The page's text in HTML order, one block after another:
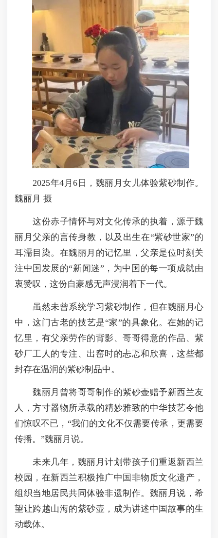
2025年4月6日，魏丽月女儿体验紫砂制作。
魏丽月 摄
这份赤子情怀与对文化传承的执着，源于魏
丽月父亲的言传身教，以及出生在“紫砂世家”的
耳濡目染。在魏丽月的记忆里，父亲是位时刻关
注中国发展的“新闻迷”，为中国的每一项成就由
衷赞叹，这份自豪感无声浸润着下一代。
虽然未曾系统学习紫砂制作，但在魏丽月心
中，这门古老的技艺是“家”的具象化。在她的记
忆里，有父亲劳作的背影、哥哥得意的作品、紫
砂厂工人的专注、出窑时的忐忑和欣喜，这些都
封存在温润的紫砂制品中。
魏丽月曾将哥哥制作的紫砂壶赠予新西兰友
人，方寸器物所承载的精妙雅致的中华技艺令他
们惊叹不已，“我们的文化不仅需要传承，更需要
传播。”魏丽月说。
未来几年，魏丽月计划带孩子们重返新西兰
校园，在新西兰积极推广中国非物质文化遗产，
组织当地居民共同体验非遗制作。魏丽月说，希
望让跨越山海的紫砂壶，成为讲述中国故事的生
动载体。